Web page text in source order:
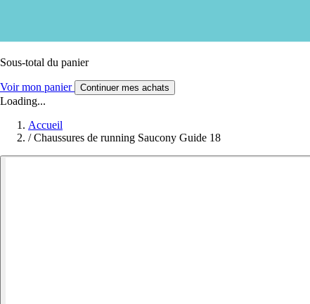
Sous-total du panier
Voir mon panier Continuer mes achats
Loading...
Accueil
/ Chaussures de running Saucony Guide 18